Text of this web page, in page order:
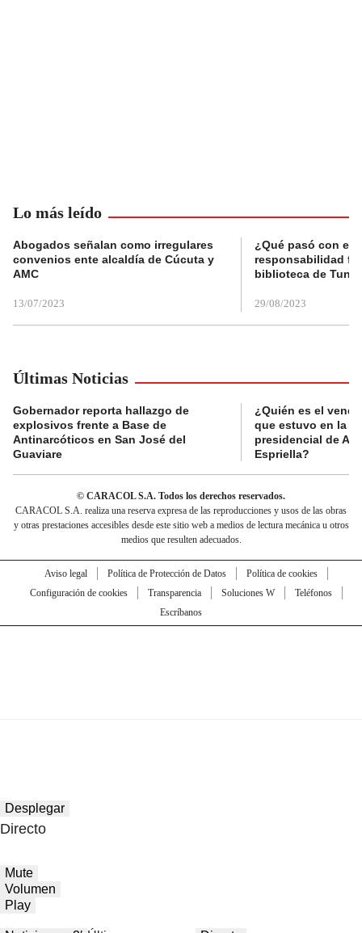
Lo más leído
Abogados señalan como irregulares
convenios ente alcaldía de Cúcuta y
AMC
13/07/2023
¿Qué pasó con el
responsabilidad
biblioteca de
29/08/2023
Últimas Noticias
Gobernador reporta hallazgo de
explosivos frente a Base de
Antinarcóticos en San José del
Guaviare
¿Quién es el
que estuvo en la
presidencial de
Espriella?
© CARACOL S.A. Todos los derechos reservados.
CARACOL S.A. realiza una reserva expresa de las reproducciones y usos de las obras
y otras prestaciones accesibles desde este sitio web a medios de lectura mecánica u otros
medios que resulten adecuados.
Aviso legal Política de Protección de Datos
Política de cookies
Configuración de cookies
Transparencia Soluciones W
Teléfonos
Escríbanos
Desplegar
Directo
Mute
Volumen
Play